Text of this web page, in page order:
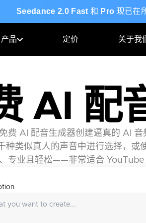
Seedance 2.0 Fast 和 Pro 现已在
产品 定价 关于我们
AI 配
费 AI 配音生成器创建逼真的 AI
种类似真人的声音中进行选择，或
专业且轻松——非常适合 YouTube